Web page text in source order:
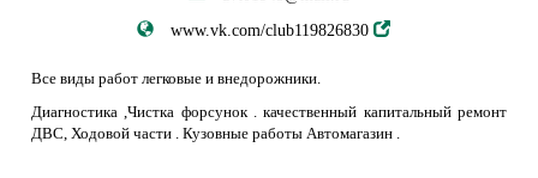
www.vk.com/club119826830
Все виды работ легковые и внедорожники.
Диагностика ,Чистка форсунок . качественный капитальный ремонт
ДВС, Ходовой части . Кузовные работы Автомагазин .